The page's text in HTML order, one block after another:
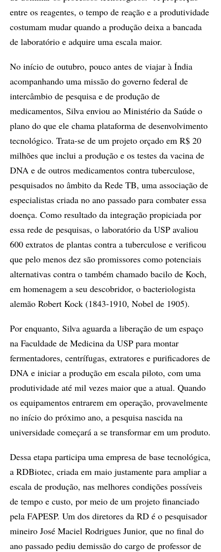
entre os reagentes, o tempo de reação e a produtividade
costumam mudar quando a produção deixa a bancada
de laboratório e adquire uma escala maior.
No início de outubro, pouco antes de viajar à Índia
acompanhando uma missão do governo federal de
intercâmbio de pesquisa e de produção de
medicamentos, Silva enviou ao Ministério da Saúde o
plano do que ele chama plataforma de desenvolvimento
tecnológico. Trata-se de um projeto orçado em R$ 20
milhões que inclui a produção e os testes da vacina de
DNA e de outros medicamentos contra tuberculose,
pesquisados no âmbito da Rede TB, uma associação de
especialistas criada no ano passado para combater essa
doença. Como resultado da integração propiciada por
essa rede de pesquisas, o laboratório da USP avaliou
600 extratos de plantas contra a tuberculose e verificou
que pelo menos dez são promissores como potenciais
alternativas contra o também chamado bacilo de Koch,
em homenagem a seu descobridor, o bacteriologista
alemão Robert Kock (1843-1910, Nobel de 1905).
Por enquanto, Silva aguarda a liberação de um espaço
na Faculdade de Medicina da USP para montar
fermentadores, centrífugas, extratores e purificadores de
DNA e iniciar a produção em escala piloto, com uma
produtividade até mil vezes maior que a atual. Quando
os equipamentos entrarem em operação, provavelmente
no início do próximo ano, a pesquisa nascida na
universidade começará a se transformar em um produto.
Dessa etapa participa uma empresa de base tecnológica,
a RDBiotec, criada em maio justamente para ampliar a
escala de produção, nas melhores condições possíveis
de tempo e custo, por meio de um projeto financiado
pela FAPESP. Um dos diretores da RD é o pesquisador
mineiro José Maciel Rodrigues Junior, que no final do
ano passado pediu demissão do cargo de professor de